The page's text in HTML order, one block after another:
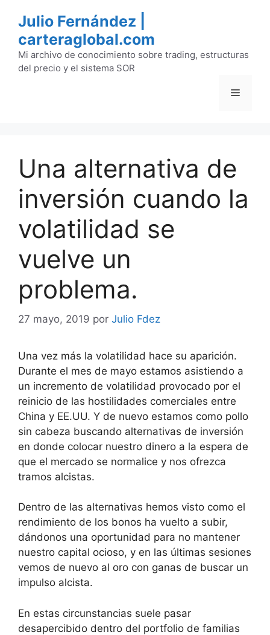
contenido
Julio Fernández |
carteraglobal.com
Mi archivo de conocimiento sobre trading, estructuras
del precio y el sistema SOR
Menú
Una alternativa de
inversión cuando la
volatilidad se
vuelve un
problema.
27 mayo, 2019 por Julio Fdez
Una vez más la volatilidad hace su aparición.
Durante el mes de mayo estamos asistiendo a
un incremento de volatilidad provocado por el
reinicio de las hostilidades comerciales entre
China y EE.UU. Y de nuevo estamos como pollo
sin cabeza buscando alternativas de inversión
en donde colocar nuestro dinero a la espera de
que el mercado se normalice y nos ofrezca
tramos alcistas.
Dentro de las alternativas hemos visto como el
rendimiento de los bonos ha vuelto a subir,
dándonos una oportunidad para no mantener
nuestro capital ocioso, y en las últimas sesiones
vemos de nuevo al oro con ganas de buscar un
impulso alcista.
En estas circunstancias suele pasar
desapercibido dentro del portfolio de familias